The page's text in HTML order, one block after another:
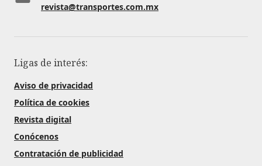
revista@transportes.com.mx
Ligas de interés:
Aviso de privacidad
Política de cookies
Revista digital
Conócenos
Contratación de publicidad